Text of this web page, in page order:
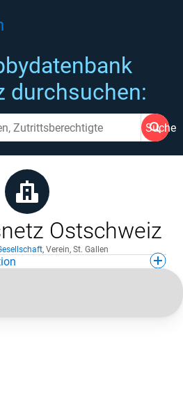
durchsuchen:
Suche
Ostschweiz
, Verein, St. Gallen